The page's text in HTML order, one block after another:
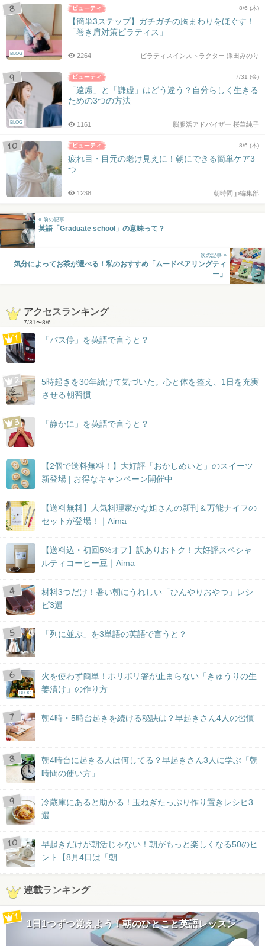
BLOG
8/6 (木)
【簡単3ステップ】ガチガチの胸まわりをほぐす！
「巻き肩対策ピラティス」
ピラティスインストラクター 澤田みのり
2264
BLOG
7/31 (金)
「遠慮」と「謙虚」はどう違う？自分らしく生きる
ための3つの方法
脳腸活アドバイザー 桜華純子
1161
8/6 (木)
疲れ目・目元の老け見えに！朝にできる簡単ケア3
つ
朝時間.jp編集部
1238
« 前の記事
英語「Graduate school」の意味って？
次の記事 »
気分によってお茶が選べる！私のおすすめ「ムードペアリングティ
ー」
アクセスランキング
7/31〜8/6
「バス停」を英語で言うと？
5時起きを30年続けて気づいた。心と体を整え、1日を充実
させる朝習慣
「静かに」を英語で言うと？
【2個で送料無料！】大好評「おかしめいと」のスイーツ
新登場 | お得なキャンペーン開催中
【送料無料】人気料理家かな姐さんの新刊＆万能ナイフの
セットが登場！｜Aima
【送料込・初回5%オフ】訳ありおトク！大好評スペシャ
ルティコーヒー豆｜Aima
材料3つだけ！暑い朝にうれしい「ひんやりおやつ」レシ
ピ3選
「列に並ぶ」を3単語の英語で言うと？
BLOG
火を使わず簡単！ポリポリ箸が止まらない「きゅうりの生
姜漬け」の作り方
朝4時・5時台起きを続ける秘訣は？早起きさん4人の習慣
朝4時台に起きる人は何してる？早起きさん3人に学ぶ「朝
時間の使い方」
冷蔵庫にあると助かる！玉ねぎたっぷり作り置きレシピ3
選
早起きだけが朝活じゃない！朝がもっと楽しくなる50のヒ
ント【8月4日は「朝...
連載ランキング
1日1つずつ覚えよう！朝のひとこと英語レッスン